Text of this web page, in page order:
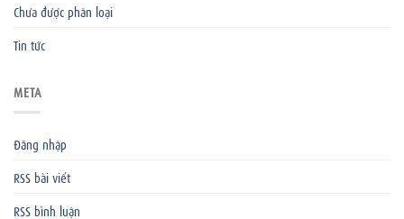
Chưa được phân loại
Tin tức
META
Đăng nhập
RSS bài viết
RSS bình luận